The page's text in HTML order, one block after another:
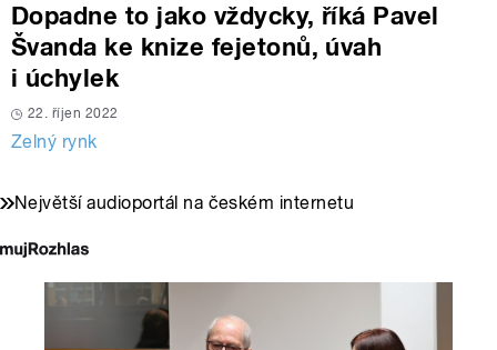
Dopadne to jako vždycky, říká Pavel
Švanda ke knize fejetonů, úvah
i úchylek
22. říjen 2022
Zelný rynk
Největší audioportál na českém internetu